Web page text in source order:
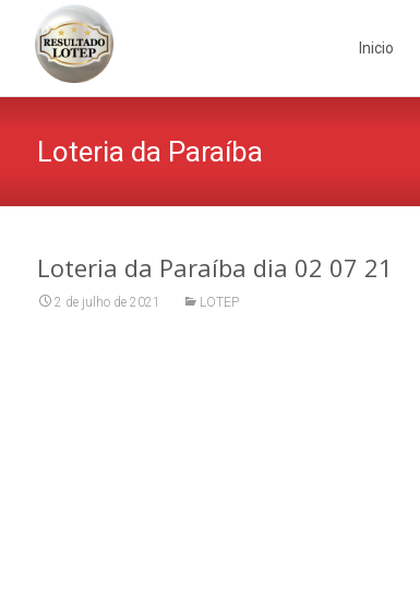
Inicio
Loteria da Paraíba
Loteria da Paraíba dia 02 07 21
2 de julho de 2021 LOTEP